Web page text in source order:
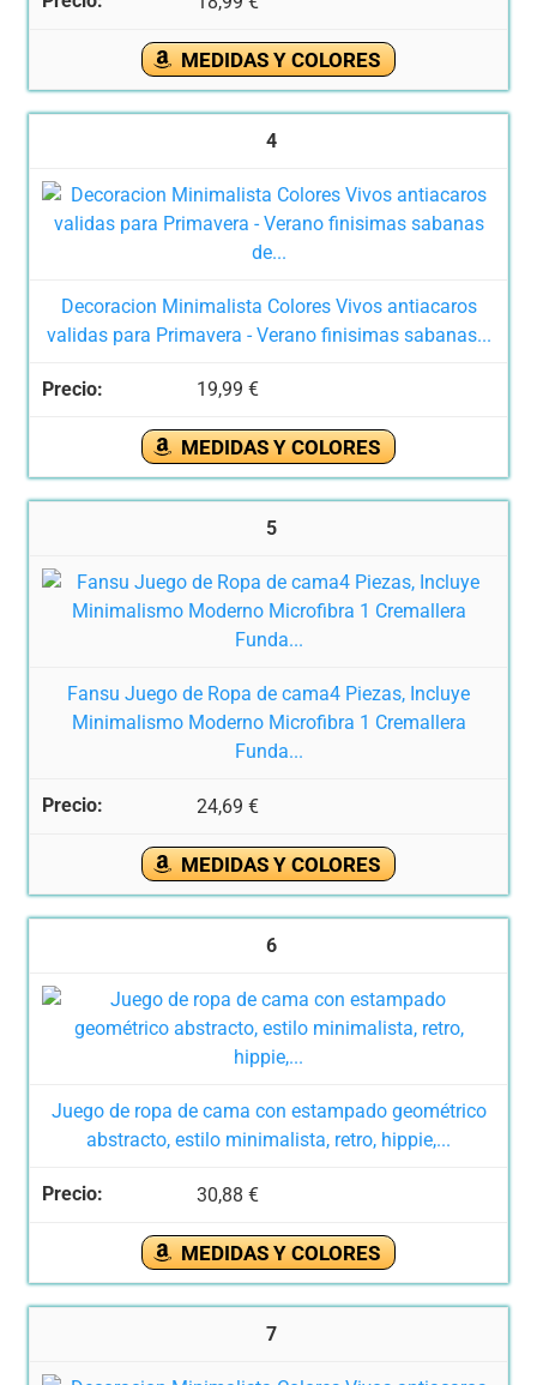
MEDIDAS Y COLORES
4
Decoracion Minimalista Colores Vivos antiacaros
validas para Primavera - Verano finisimas sabanas...
19,99 €
MEDIDAS Y COLORES
5
Fansu Juego de Ropa de cama4 Piezas, Incluye
Minimalismo Moderno Microfibra 1 Cremallera
Funda...
24,69 €
MEDIDAS Y COLORES
6
Juego de ropa de cama con estampado geométrico
abstracto, estilo minimalista, retro, hippie,...
30,88 €
MEDIDAS Y COLORES
7